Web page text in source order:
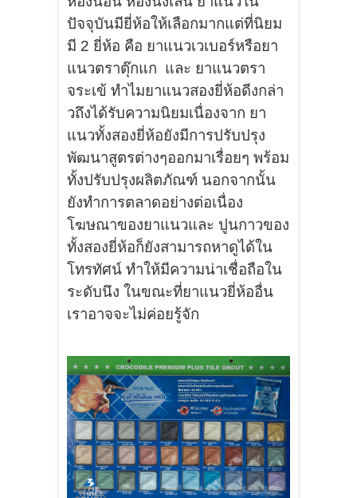
ปัจจุบันมียี่ห้อให้เลือกมากแต่ที่นิยม
มี 2 ยี่ห้อ คือ ยาแนวเวเบอร์หรือยา
แนวตราตุ๊กแก และ ยาแนวตรา
จระเข้ ทำไมยาแนวสองยี่ห้อดีงกล่า
วถึงได้รับความนิยมเนื่องจาก ยา
แนวทั้งสองยี่ห้อยังมีการปรับปรุง
พัฒนาสูตรต่างๆออกมาเรื่อยๆ พร้อม
ทั้งปรับปรุงผลิตภัณฑ์ นอกจากนั้น
ยังทำการตลาดอย่างต่อเนื่อง
โฆษณาของยาแนวและ ปูนกาวของ
ทั้งสองยี่ห้อก็ยังสามารถหาดูได้ใน
โทรทัศน์ ทำให้มีความน่าเชื่อถือใน
ระดับนึง ในขณะที่ยาแนวยี่ห้ออื่น
เราอาจจะไม่ค่อยรู้จัก